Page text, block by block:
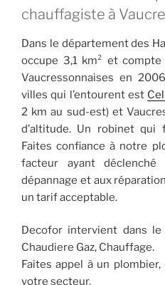
chauffagiste à
Dans le département des
occupe 3,1 km² et
Vaucressonnaises en
villes qui l’entourent est
2 km au sud-est) et
d’altitude. Un robinet
Faites confiance à notre
facteur ayant
dépannage et aux
un tarif acceptable.
Decofor intervient dans
Chaudiere Gaz, Chauffage.
Faites appel à un
votre secteur.